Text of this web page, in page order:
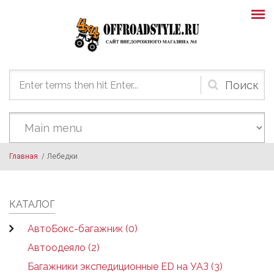
Форма
поиска
Главная / Лебедки
КАТАЛОГ
АвтоБокс-багажник (0)
Автоодеяло (2)
Багажники экспедиционные ED на УАЗ (3)